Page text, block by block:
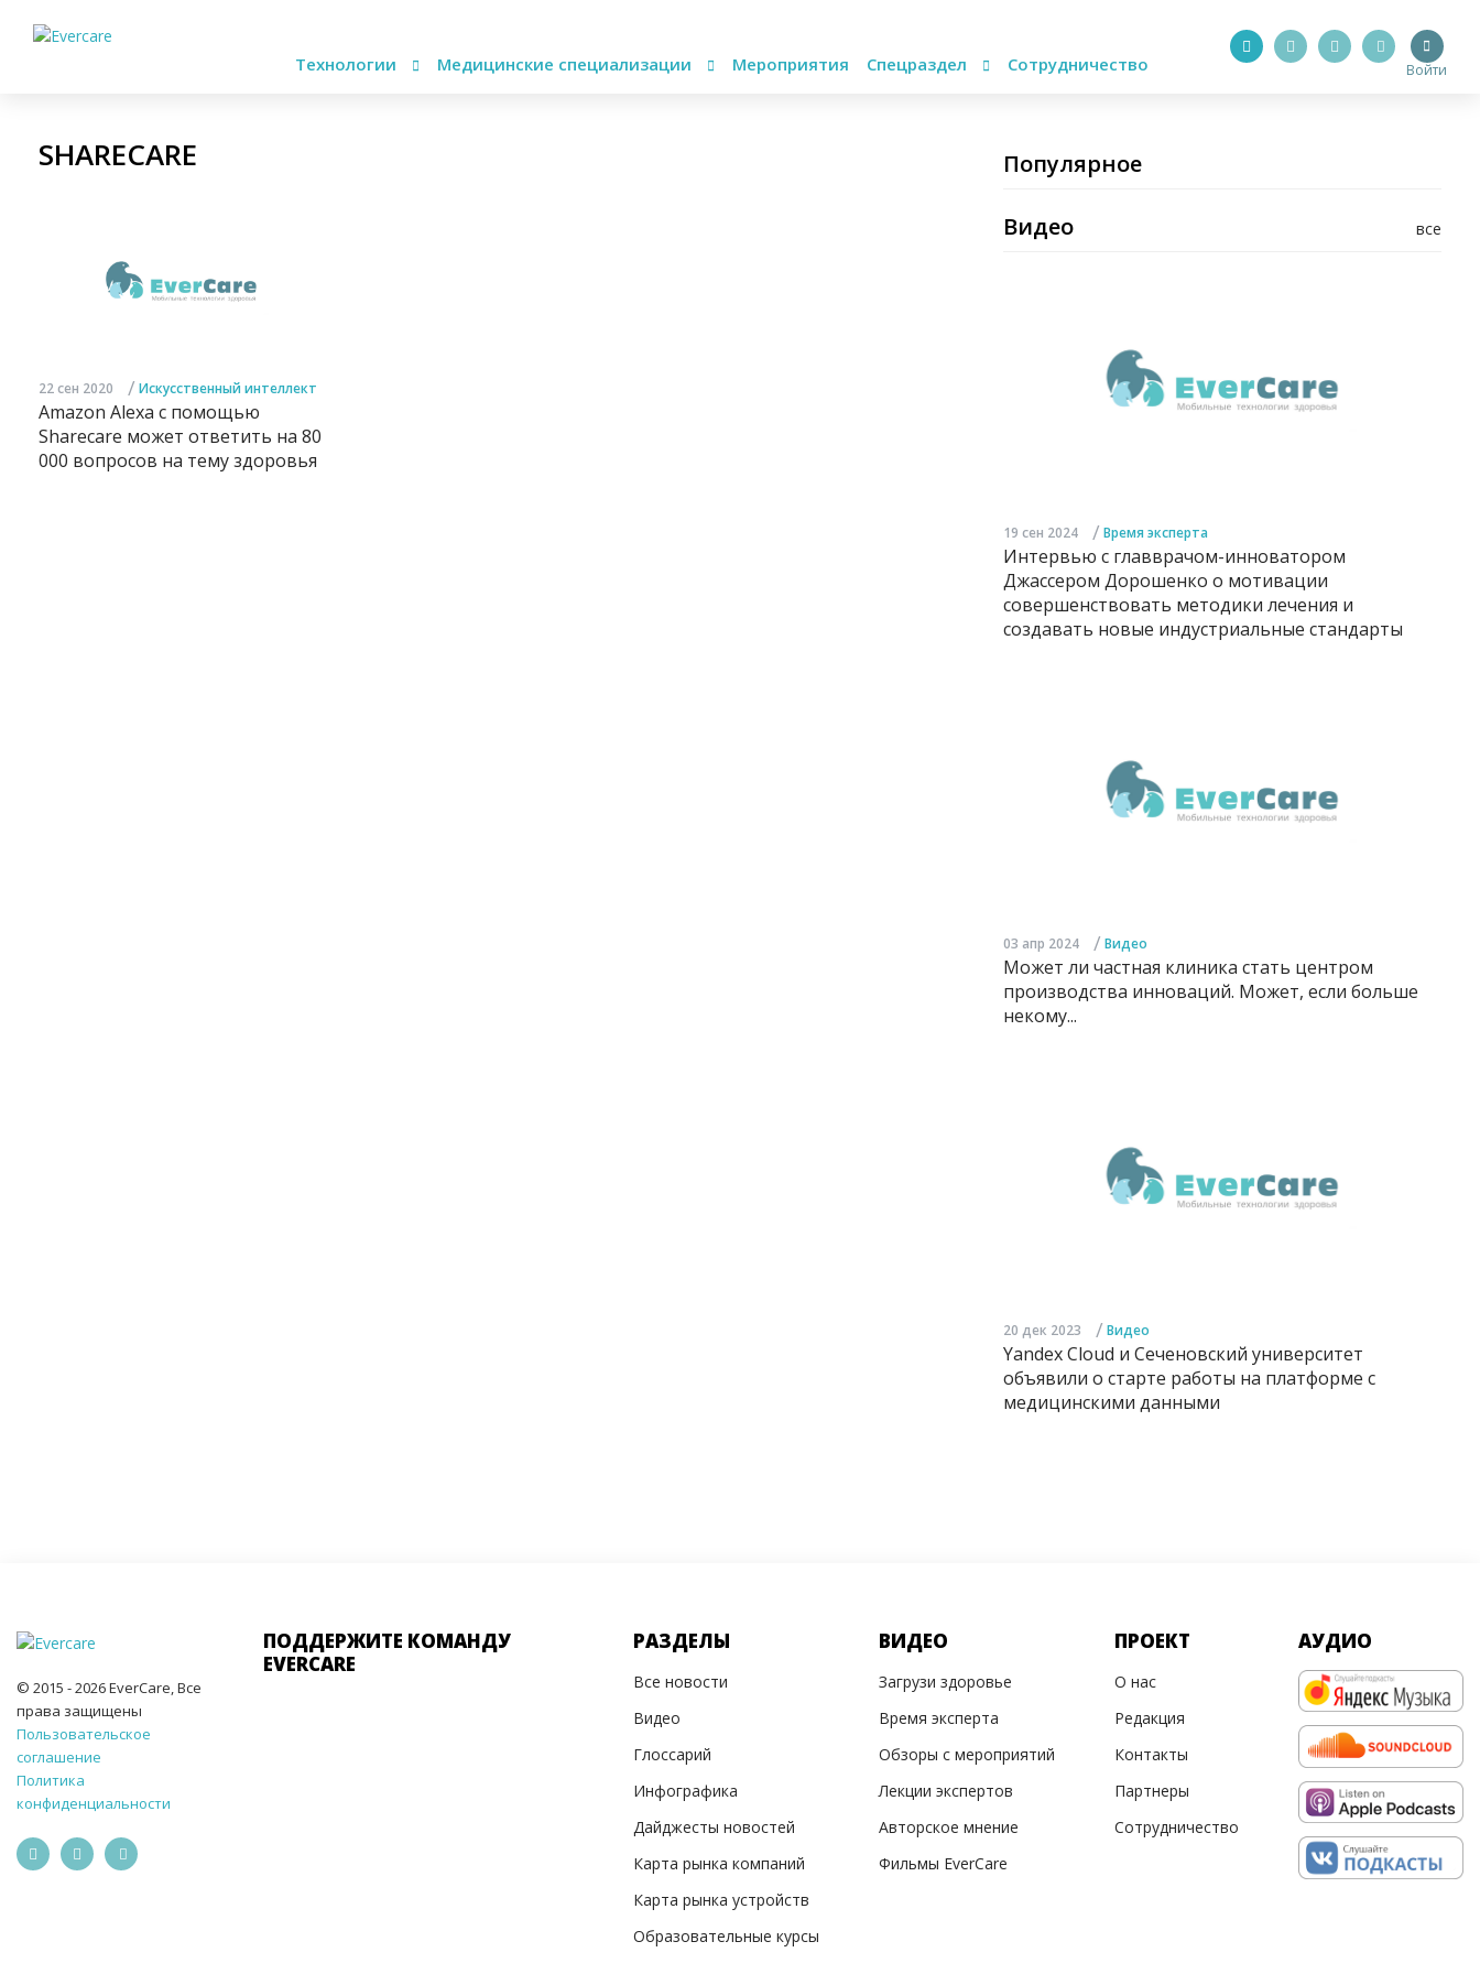
Технологии Медицинские специализации Мероприятия Спецраздел Сотрудничество Войти
SHARECARE
22 сен 2020 / Искусственный интеллект
Amazon Alexa с помощью
Sharecare может ответить на 80
000 вопросов на тему здоровья
Популярное
все
Видео
19 сен 2024 / Время эксперта
Интервью с главврачом-инноватором
Джассером Дорошенко о мотивации
совершенствовать методики лечения и
создавать новые индустриальные стандарты
03 апр 2024 / Видео
Может ли частная клиника стать центром
производства инноваций. Может, если больше
некому...
20 дек 2023 / Видео
Yandex Cloud и Сеченовский университет
объявили о старте работы на платформе с
медицинскими данными
© 2015 - 2026 EverCare, Все
права защищены
Пользовательское
соглашение
Политика
конфиденциальности
ПОДДЕРЖИТЕ КОМАНДУ
EVERCARE
РАЗДЕЛЫ
Все новости
Видео
Глоссарий
Инфографика
Дайджесты новостей
Карта рынка компаний
Карта рынка устройств
Образовательные курсы
ВИДЕО
Загрузи здоровье
Время эксперта
Обзоры с мероприятий
Лекции экспертов
Авторское мнение
Фильмы EverCare
ПРОЕКТ
О нас
Редакция
Контакты
Партнеры
Сотрудничество
АУДИО